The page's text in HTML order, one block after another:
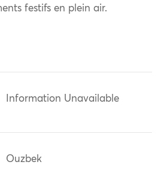
festifs en plein air.
Information Unavailable
Ouzbek